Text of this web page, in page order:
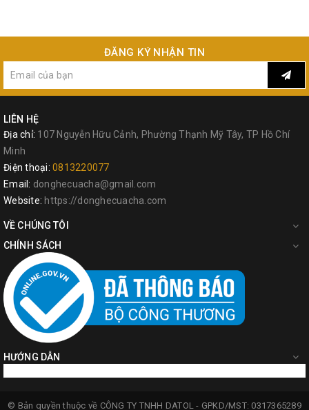
ĐĂNG KÝ NHẬN TIN
LIÊN HỆ
Địa chỉ: 107 Nguyễn Hữu Cảnh, Phường Thạnh Mỹ Tây, TP Hồ Chí
Minh
Điện thoại: 0813220077
Email: donghecuacha@gmail.com
Website: https://donghecuacha.com
VỀ CHÚNG TÔI
CHÍNH SÁCH
HƯỚNG DẪN
© Bản quyền thuộc về CÔNG TY TNHH DATOL - GPKD/MST: 0317365289